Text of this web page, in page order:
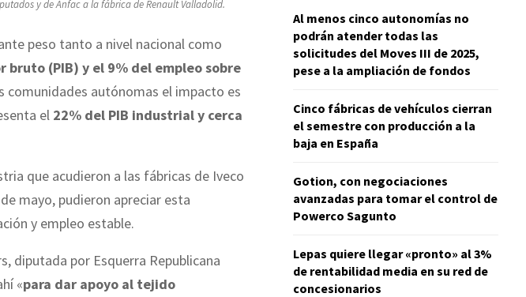
y de Anfac a la fábrica de Renault Valladolid.
peso tanto a nivel nacional como
(PIB) y el 9% del empleo sobre
comunidades autónomas el impacto es
el 22% del PIB industrial y cerca
que acudieron a las fábricas de Iveco
mayo, pudieron apreciar esta
y empleo estable.
diputada por Esquerra Republicana
«para dar apoyo al tejido
Al menos cinco autonomías no
podrán atender todas las
solicitudes del Moves III de 2025,
pese a la ampliación de fondos
Cinco fábricas de vehículos cierran
el semestre con producción a la
baja en España
Gotion, con negociaciones
avanzadas para tomar el control de
Powerco Sagunto
Lepas quiere llegar «pronto» al 3%
de rentabilidad media en su red de
concesionarios